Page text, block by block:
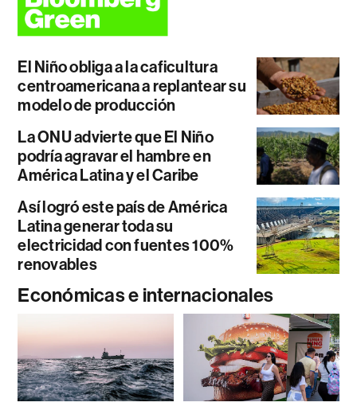
El Niño obliga a la caficultura
centroamericana a replantear su
modelo de producción
La ONU advierte que El Niño
podría agravar el hambre en
América Latina y el Caribe
Así logró este país de América
Latina generar toda su
electricidad con fuentes 100%
renovables
Económicas e internacionales